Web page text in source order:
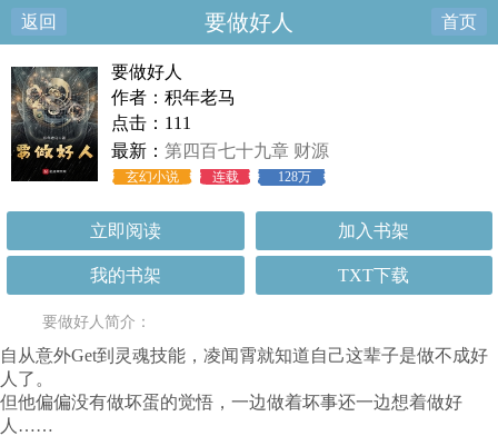
返回 要做好人 首页
要做好人
作者：积年老马
点击：111
最新： 第四百七十九章 财源
玄幻小说 连载 128万
立即阅读 加入书架
我的书架 TXT下载
要做好人简介：
自从意外Get到灵魂技能，凌闻霄就知道自己这辈子是做不成好
人了。
但他偏偏没有做坏蛋的觉悟，一边做着坏事还一边想着做好
人……